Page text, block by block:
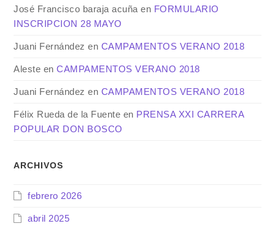
José Francisco baraja acuña en FORMULARIO
INSCRIPCION 28 MAYO
Juani Fernández en CAMPAMENTOS VERANO 2018
Aleste enCAMPAMENTOS VERANO 2018
Juani Fernández en CAMPAMENTOS VERANO 2018
Félix Rueda de la Fuente en PRENSA XXI CARRERA
POPULAR DON BOSCO
ARCHIVOS
febrero 2026
abril 2025